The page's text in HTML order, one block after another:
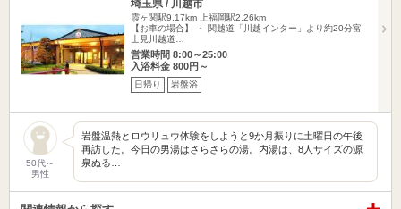
埼玉県 / 川越市
霞ヶ関駅9.17km
上福岡駅2.26km
【お車の場合】 ・ 関越道「川越インター」より約20分富
士見川越道…
営業時間 8:00～25:00
入浴料金 800円～
日帰り 岩盤浴
50代～
男性
岩盤温熱とロウリュウ体験をしようと9か月振りに土曜日の午後
再訪した。今日の男湯はさらさらの湯。内湯は、8人サイズの源
泉ぬる…